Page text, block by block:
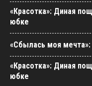
«Красотка»: Диная
юбке
«Сбылась моя
«Красотка»: Диная
юбке